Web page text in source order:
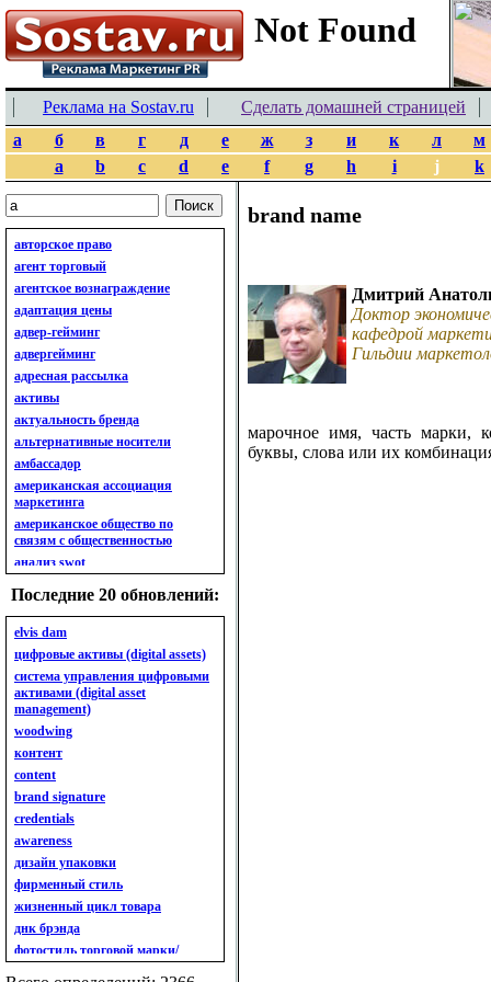
Реклама на Sostav.ru
Сделать домашней страницей
а
б в г д е ж з и к л
м
a
b c d e f g h i j k
авторское право
агент торговый
агентское вознаграждение
адаптация цены
адвер-гейминг
адвергейминг
адресная рассылка
активы
актуальность бренда
альтернативные носители
амбассадор
американская ассоциация
маркетинга
американское общество по
связям с общественностью
анализ swot
анализ бизнес-портфеля
анализ имиджа
анализ кластерный
анализ конкурентов
анализ кросс-культурных
особенностей
анализ мак кинси «7s»
анализ макросистемы
анализ маркетинговый
анализ рынка
анализ ситуационный
анализ экспертный
индивидуальный
анкета
ассортимент
ассортимент товарный.
планирование товарного
ассортимента
ассортимент. глубина
Последние 20 обновлений:
elvis dam
цифровые активы (digital assets)
система управления цифровыми
активами (digital asset
management)
woodwing
контент
content
brand signature
credentials
awareness
дизайн упаковки
фирменный стиль
жизненный цикл товара
днк брэнда
фотостиль торговой марки/
линейки продукции
brand name
Дмитрий
Доктор
кафедрой
Гильдии
марочное имя, часть марки,
буквы, слова или их